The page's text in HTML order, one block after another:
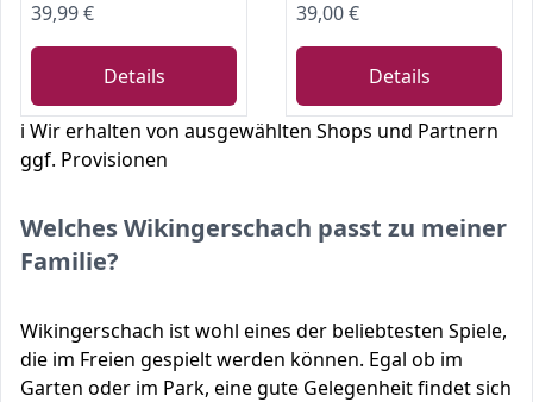
39,99 €
Details
39,00 €
Details
ℹ️ Wir erhalten von ausgewählten Shops und Partnern
ggf. Provisionen
Welches Wikingerschach passt zu meiner
Familie?
Wikingerschach ist wohl eines der beliebtesten Spiele,
die im Freien gespielt werden können. Egal ob im
Garten oder im Park, eine gute Gelegenheit findet sich